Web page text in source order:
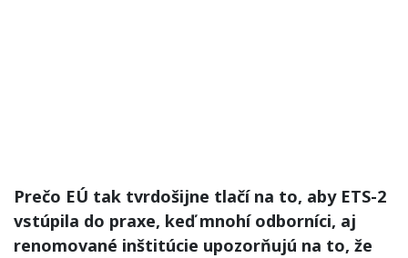
Prečo EÚ tak tvrdošijne tlačí na to, aby ETS-2
vstúpila do praxe, keď mnohí odborníci, aj
renomované inštitúcie upozorňujú na to, že